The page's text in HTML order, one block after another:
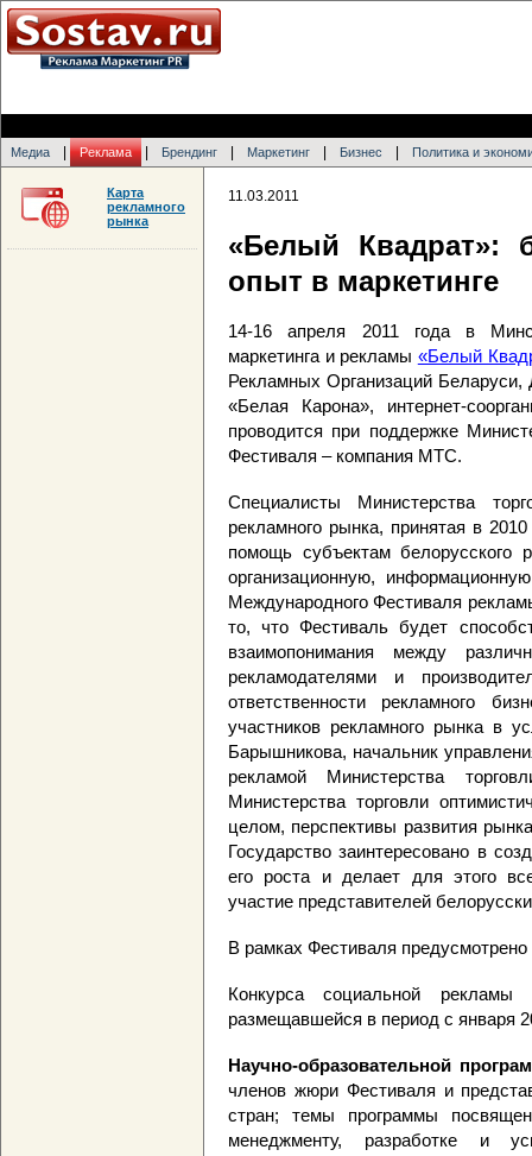
Медиа Реклама Брендинг Маркетинг Бизнес Политика и
11.03.2011
«Белый Квадрат»:
опыт в маркетинге
14-16 апреля 2011 года в
маркетинга и рекламы «Белый
Рекламных Организаций Беларуси,
«Белая Карона», интернет-
проводится при поддержке
Фестиваля – компания МТС.
Специалисты Министерства
рекламного рынка, принятая в
помощь субъектам белорусского
организационную,
Международного Фестиваля
то, что Фестиваль будет
взаимопонимания между
рекламодателями и
ответственности рекламного
участников рекламного рынка в
Барышникова, начальник
рекламой Министерства
Министерства торговли
целом, перспективы развития
Государство заинтересовано в
его роста и делает для этого
участие представителей
В рамках Фестиваля предусмотрено
Конкурса социальной
размещавшейся в период с января
Научно-образовательной
членов жюри Фестиваля и
стран; темы программы
менеджменту, разработке и
Карта
рекламного
рынка